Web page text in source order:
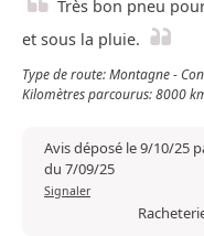
Très bon pneu
et sous la pluie.
Type de route: Montagne -
Kilomètres parcourus: 8000
Avis déposé le 9/10/25
du 7/09/25
Signaler